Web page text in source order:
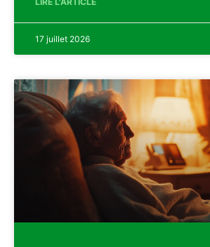
17 juillet 2026